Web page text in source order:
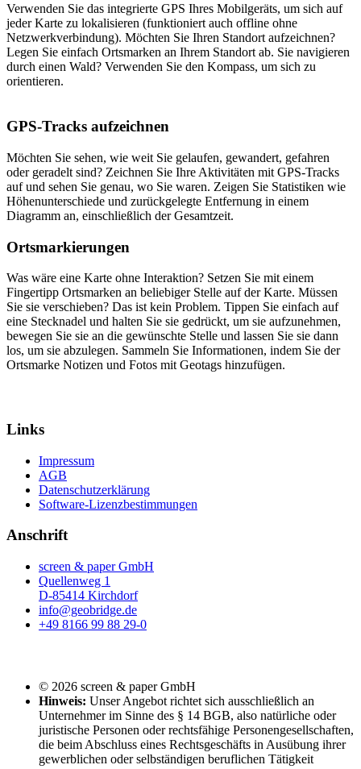
Verwenden Sie das integrierte GPS Ihres Mobilgeräts, um sich auf
jeder Karte zu lokalisieren (funktioniert auch offline ohne
Netzwerkverbindung). Möchten Sie Ihren Standort aufzeichnen?
Legen Sie einfach Ortsmarken an Ihrem Standort ab. Sie navigieren
durch einen Wald? Verwenden Sie den Kompass, um sich zu
orientieren.
GPS-Tracks aufzeichnen
Möchten Sie sehen, wie weit Sie gelaufen, gewandert, gefahren
oder geradelt sind? Zeichnen Sie Ihre Aktivitäten mit GPS-Tracks
auf und sehen Sie genau, wo Sie waren. Zeigen Sie Statistiken wie
Höhenunterschiede und zurückgelegte Entfernung in einem
Diagramm an, einschließlich der Gesamtzeit.
Ortsmarkierungen
Was wäre eine Karte ohne Interaktion? Setzen Sie mit einem
Fingertipp Ortsmarken an beliebiger Stelle auf der Karte. Müssen
Sie sie verschieben? Das ist kein Problem. Tippen Sie einfach auf
eine Stecknadel und halten Sie sie gedrückt, um sie aufzunehmen,
bewegen Sie sie an die gewünschte Stelle und lassen Sie sie dann
los, um sie abzulegen. Sammeln Sie Informationen, indem Sie der
Ortsmarke Notizen und Fotos mit Geotags hinzufügen.
Links
Impressum
AGB
Datenschutzerklärung
Software-Lizenzbestimmungen
Anschrift
screen & paper GmbH
Quellenweg 1
D-85414 Kirchdorf
info@geobridge.de
+49 8166 99 88 29-0
© 2026 screen & paper GmbH
Hinweis: Unser Angebot richtet sich ausschließlich an
Unternehmer im Sinne des § 14 BGB, also natürliche oder
juristische Personen oder rechtsfähige Personengesellschaften,
die beim Abschluss eines Rechtsgeschäfts in Ausübung ihrer
gewerblichen oder selbständigen beruflichen Tätigkeit